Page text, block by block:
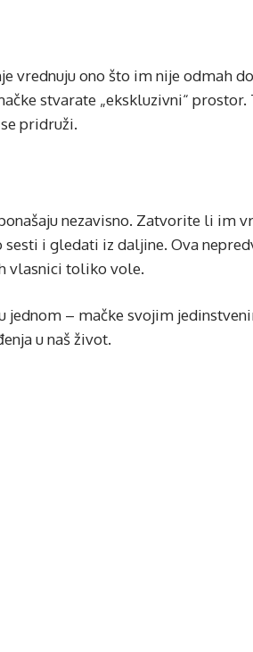
vrednuju ono što im nije odmah
stvarate „ekskluzivni“ prostor.
pridruži.
nezavisno. Zatvorite li im
i gledati iz daljine. Ova
vlasnici toliko vole.
jednom – mačke svojim
u naš život.